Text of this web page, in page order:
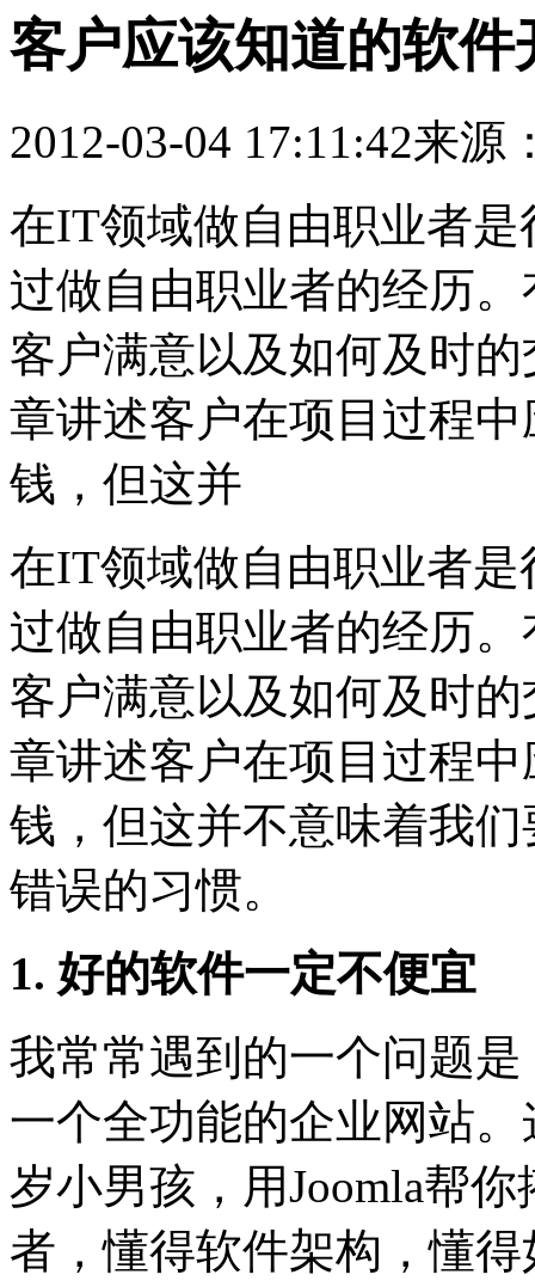
客户应该知道的软件
2012-03-04 17:11:42来源
在IT领域做自由职业者
过做自由职业者的经历
客户满意以及如何及时
章讲述客户在项目过程
钱，但这并
在IT领域做自由职业者
过做自由职业者的经历
客户满意以及如何及时
章讲述客户在项目过程
钱，但这并不意味着我
错误的习惯。
1. 好的软件一定不便宜
我常常遇到的一个问题
一个全功能的企业网站
岁小男孩，用Joomla帮
者，懂得软件架构，懂